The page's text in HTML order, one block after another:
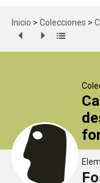
Inicio > Colecciones >